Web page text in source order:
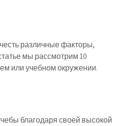
различные факторы,
мы рассмотрим 10
или учебном окружении.
благодаря своей высокой